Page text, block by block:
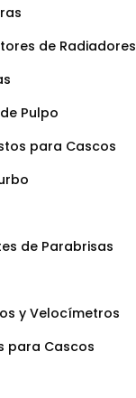
de Radiadores
Pulpo
para Cascos
de Parabrisas
y Velocímetros
para Cascos